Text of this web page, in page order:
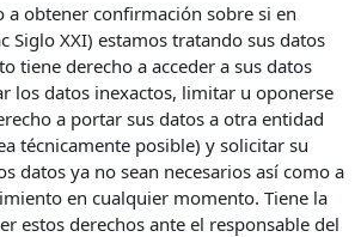
a obtener confirmación sobre si en
Siglo XXI) estamos tratando sus datos
tiene derecho a acceder a sus datos
los datos inexactos, limitar u oponerse
a portar sus datos a otra entidad
técnicamente posible) y solicitar su
datos ya no sean necesarios así como a
en cualquier momento. Tiene la
estos derechos ante el responsable del